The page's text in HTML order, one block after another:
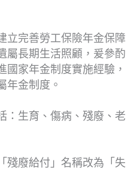
立完善勞工保險年金保障
屬長期生活照顧，爰參酌
國家年金制度實施經驗，
年金制度。
：生育、傷病、殘廢、老
殘廢給付」名稱改為「失